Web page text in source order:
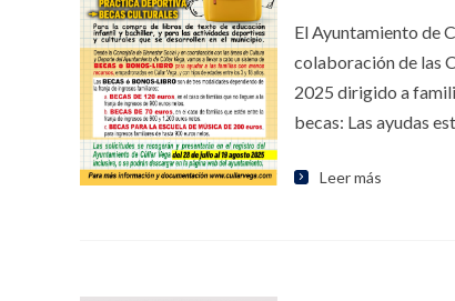
El Ayuntamiento de
colaboración de las
2025 dirigido a
becas: Las ayudas
Leer más